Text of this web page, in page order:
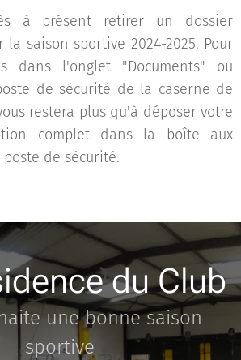
à présent retirer un dossier
saison sportive 2024-2025. Pour
dans l'onglet "Documents" ou
de sécurité de la caserne de
restera plus qu'à déposer votre
complet dans la boîte aux
de sécurité.
du Club
une bonne saison
sportive